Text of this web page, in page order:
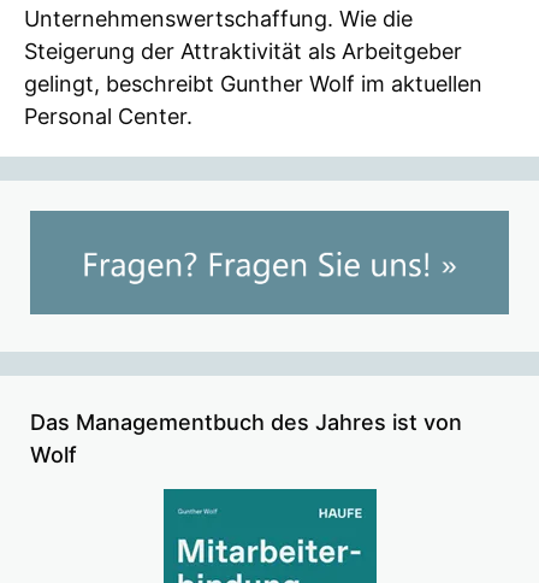
Unternehmenswertschaffung. Wie die
Steigerung der Attraktivität als Arbeitgeber
gelingt, beschreibt Gunther Wolf im aktuellen
Personal Center.
Das Managementbuch des Jahres ist von
Wolf